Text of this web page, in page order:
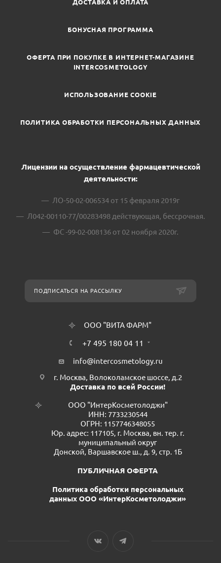
ДОСТАВКА И ОПЛАТА
БОНУСНАЯ ПРОГРАММА
ОФЕРТА ПРИ ПОКУПКЕ В ИНТЕРНЕТ-МАГАЗИНЕ
INTERCOSMETOLOGY
ИСПОЛЬЗОВАНИЕ COOKIE
ПОЛИТИКА ОБРАБОТКИ ПЕРСОНАЛЬНЫХ ДАННЫХ
Лицензии на осуществление фармацевтической
деятельности:
ЛО-50-02-006534 от 15 февраля 2019г
Л042-00110-77/00283498 действующая, бессрочная.
ФС -99-02-008136 от 02 ноября 2020г.
ПОДПИСАТЬСЯ НА РАССЫЛКУ
ООО "ВИТА ФАРМ"
+7 495 180 04 11
info@intercosmetology.ru
г. Москва, Волоколамское шоссе, д.2
Доставка по всей России!
ООО "ИнтерКосметолоджи"
ИНН: 7733230544
ОГРН: 1157746348055
Юр. адрес: 117105, г. Москва, вн. тер. г.
муниципальный округ
Донской, Варшавское ш., д. 9, стр. 1Б
ПУБЛИЧНАЯ ОФЕРТА
Политика обработки персональных
данных ООО «ИнтерКосметолоджи»